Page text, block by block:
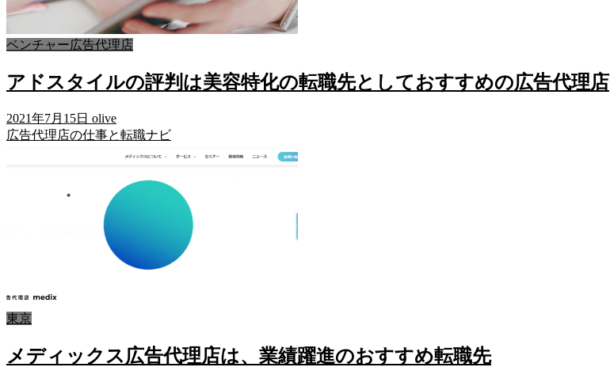
ベンチャー広告代理店
アドスタイルの評判は美容特化の転職先としておすすめの広告代理店
2021年7月15日 olive
広告代理店の仕事と転職ナビ
東京
メディックス広告代理店は、業績躍進のおすすめ転職先